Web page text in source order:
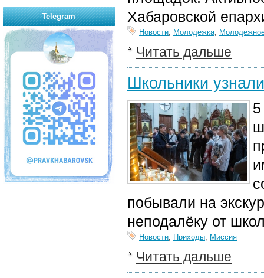
Хабаровской
Новости, Молодежка,
Читать дальше
Школьники
побывали на
неподалёку от
Новости, Приходы, Миссия
Читать дальше
Telegram